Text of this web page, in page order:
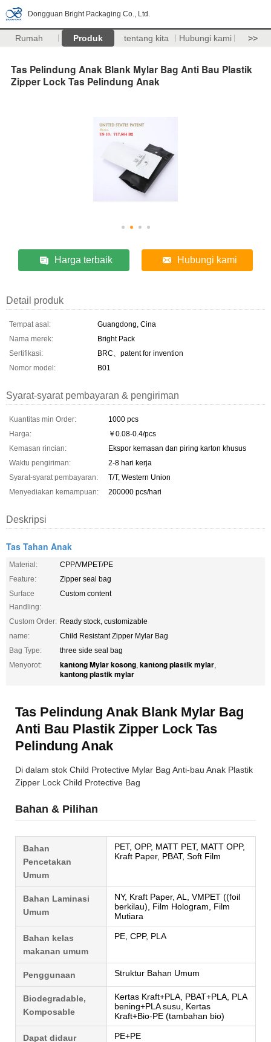
Dongguan Bright Packaging Co., Ltd.
Rumah Produk tentang kita Hubungi kami >>
Tas Pelindung Anak Blank Mylar Bag Anti Bau Plastik
Zipper Lock Tas Pelindung Anak
Harga terbaik Hubungi kami
Detail produk
Tempat asal:
Guangdong, Cina
Nama merek:
Bright Pack
Sertifikasi:
BRC、patent for invention
Nomor model:
B01
Syarat-syarat pembayaran & pengiriman
Kuantitas min Order:
1000 pcs
Harga:
￥0.08-0.4/pcs
Kemasan rincian:
Ekspor kemasan dan piring karton khusus
Waktu pengiriman:
2-8 hari kerja
Syarat-syarat pembayaran:
T/T, Western Union
Menyediakan kemampuan:
200000 pcs/hari
Deskripsi
Tas Tahan Anak
Material:
CPP/VMPET/PE
Feature:
Zipper seal bag
Surface
Handling:
Custom content
Custom Order: Ready stock, customizable
name:
Child Resistant Zipper Mylar Bag
Bag Type:
three side seal bag
Menyorot:
kantong Mylar kosong, kantong plastik mylar,
kantong plastik mylar
Tas Pelindung Anak Blank Mylar Bag
Anti Bau Plastik Zipper Lock Tas
Pelindung Anak
Di dalam stok Child Protective Mylar Bag Anti-bau Anak Plastik
Zipper Lock Child Protective Bag
Bahan & Pilihan
Bahan
Pencetakan
Umum
PET, OPP, MATT PET, MATT OPP,
Kraft Paper, PBAT, Soft Film
Bahan Laminasi
Umum
NY, Kraft Paper, AL, VMPET ((foil
berkilau), Film Hologram, Film
Mutiara
Bahan kelas
makanan umum
PE, CPP, PLA
Penggunaan Struktur Bahan Umum
Biodegradable,
Komposable
Kertas Kraft+PLA, PBAT+PLA, PLA
bening+PLA susu, Kertas
Kraft+Bio-PE (tambahan bio)
Dapat didaur
PE+PE